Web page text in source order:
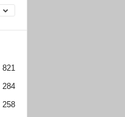
821
284
258